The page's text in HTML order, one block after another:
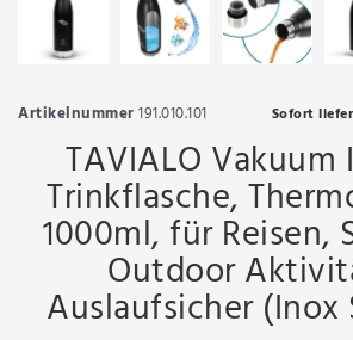
Artikelnummer191.010.101 Sofort
TAVIALO
Trinkflasche,
1000ml, für Reisen,
Outdoor
Auslaufsicher (Inox